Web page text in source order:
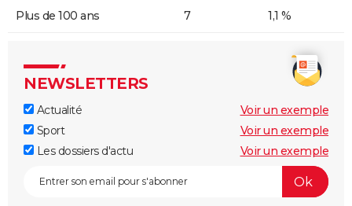
Plus de 100 ans 7 1,1 %
NEWSLETTERS
Actualité
Voir un exemple
Sport
Voir un exemple
Les dossiers d'actu
Voir un exemple